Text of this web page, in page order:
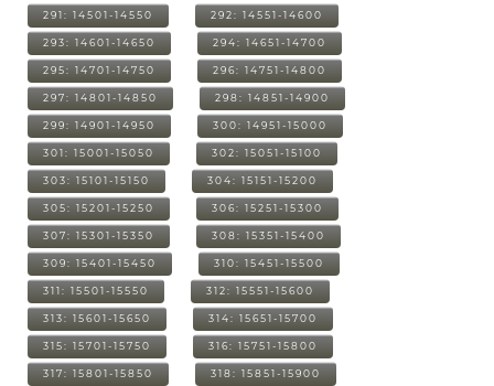
291: 14501-14550 292: 14551-14600
293: 14601-14650 294: 14651-14700
295: 14701-14750 296: 14751-14800
297: 14801-14850 298: 14851-14900
299: 14901-14950 300: 14951-15000
301: 15001-15050 302: 15051-15100
303: 15101-15150 304: 15151-15200
305: 15201-15250 306: 15251-15300
307: 15301-15350 308: 15351-15400
309: 15401-15450 310: 15451-15500
311: 15501-15550 312: 15551-15600
313: 15601-15650 314: 15651-15700
315: 15701-15750 316: 15751-15800
317: 15801-15850 318: 15851-15900